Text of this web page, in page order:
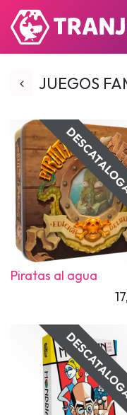
JUEGOS
Piratas al agua